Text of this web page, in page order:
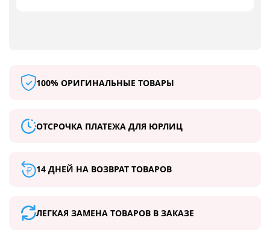
100% ОРИГИНАЛЬНЫЕ ТОВАРЫ
ОТСРОЧКА ПЛАТЕЖА ДЛЯ ЮРЛИЦ
14 ДНЕЙ НА ВОЗВРАТ ТОВАРОВ
ЛЕГКАЯ ЗАМЕНА ТОВАРОВ В ЗАКАЗЕ